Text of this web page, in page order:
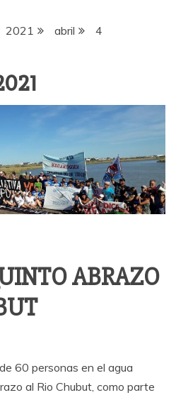
2021 abril 4
ABRAZO
60 personas en el agua
al Rio Chubut, como parte